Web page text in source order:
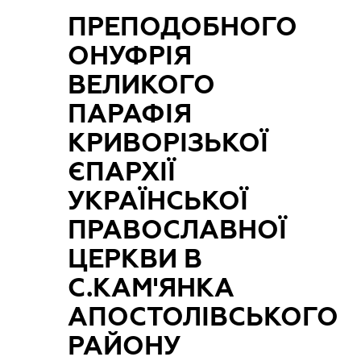
ПРЕПОДОБНОГО
ОНУФРІЯ
ВЕЛИКОГО
ПАРАФІЯ
КРИВОРІЗЬКОЇ
ЄПАРХІЇ
УКРАЇНСЬКОЇ
ПРАВОСЛАВНОЇ
ЦЕРКВИ В
С.КАМ'ЯНКА
АПОСТОЛІВСЬКОГО
РАЙОНУ